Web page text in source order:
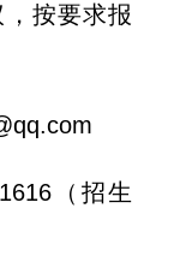
按要求报
（招生